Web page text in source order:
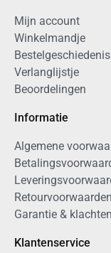
Klantenservice
Informatie
Algemene
Retourvoorwaarden
Garantie & klachten
Mijn account
Winkelmandje
Bestelgeschiedenis
Verlanglijstje
Beoordelingen